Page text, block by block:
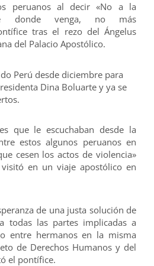
peruanos al decir «No a la
donde venga, no más
tras el rezo del Ángelus
del Palacio Apostólico.
Perú desde diciembre para
Dina Boluarte y ya se
que le escuchaban desde la
estos algunos peruanos en
cesen los actos de violencia»
en un viaje apostólico en
de una justa solución de
todas las partes implicadas a
entre hermanos en la misma
de Derechos Humanos y del
el pontífice.